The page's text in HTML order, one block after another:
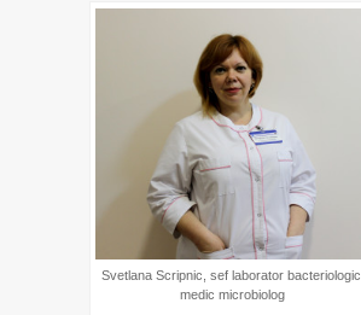
Svetlana Scripnic, sef laborator bacteriologic,
medic microbiolog